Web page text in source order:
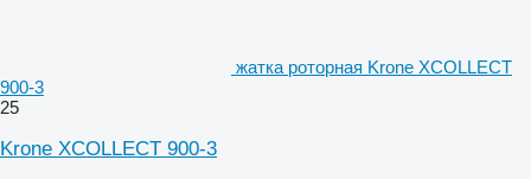
жатка роторная Krone XCOLLECT
900-3
25
Krone XCOLLECT 900-3